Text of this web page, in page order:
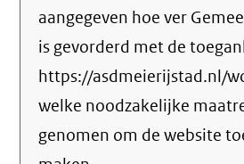
aangegeven hoe ver
is gevorderd met de
https://asdmeierijstad.nl/
welke noodzakelijke
genomen om de website